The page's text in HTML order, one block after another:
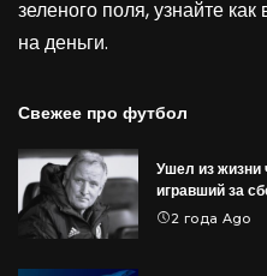
зеленого поля, узнайте
на деньги.
Свежее про футбол
Ушел из жизни
игравший за
2 года Ago